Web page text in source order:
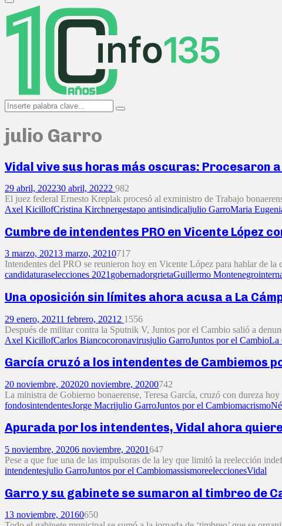
Primary
Menu
Search
for:
Search
julio Garro
Vidal vive sus horas más oscuras: Procesaron
29 abril, 202230 abril, 20222 982
El juez federal Ernesto Kreplak procesó al exministro de Trabajo
Axel KicillofCristina Kirchnergestapo antisindicaljulio GarroMaria
Cumbre de intendentes PRO en Vicente López
3 marzo, 20213 marzo, 20210717
Intendentes del PRO se reunieron hoy en Vicente López para hablar de
candidaturaselecciones 2021gobernadorgrietaGuillermo Montenegro
Una oposición sin límites ahora acusa a La
29 enero, 20211 febrero, 2021 2 1556
Después de militar contra la Sputnik V, Juntos por el Cambio salió a
Axel KicillofCarlos Biancocoronavirusjulio GarroJuntos por el CambioLa
García cruzó a los intendentes de Cambiemos
20 noviembre, 202020 noviembre, 20200742
La ministra de Gobierno bonaerense, Teresa García, cruzó con dureza
fondosintendentesJorge Macrijulio GarroJuntos por el Cambiomacrismo
Apurada por los intendentes, Vidal ahora
5 noviembre, 20206 noviembre, 20201647
Pese a que fue una de las impulsoras de la ley que limitó la reelección
intendentesjulio GarroJuntos por el CambiomassismoreeleccionesVidal
Garro y su gabinete se sumaron al timbreo de
13 noviembre, 20160650